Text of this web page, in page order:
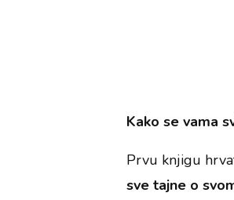
Kako se vama
Prvu knjigu
sve tajne o